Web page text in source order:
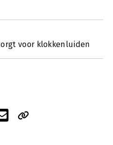
voor klokkenluiden